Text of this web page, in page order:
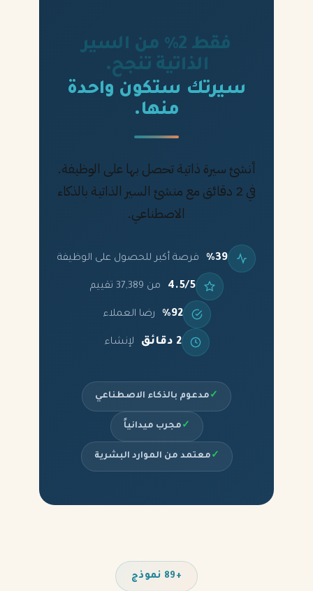
فقط 2% من السير
الذاتية تنجح.
سيرتك ستكون واحدة
منها.
أنشئ سيرة ذاتية تحصل بها على الوظيفة.
في 2 دقائق مع منشئ السير الذاتية بالذكاء
الاصطناعي.
%39 فرصة أكبر للحصول على الوظيفة
4.5/5 من 37,389 تقييم
%92 رضا العملاء
2 دقائق لإنشاء
✓ مدعوم بالذكاء الاصطناعي
✓ مجرب ميدانياً
✓ معتمد من الموارد البشرية
+89 نموذج